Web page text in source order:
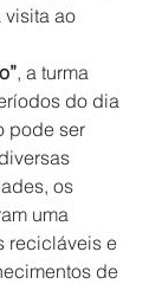
ao
, a turma
do dia
pode ser
os
uma
recicláveis e
de